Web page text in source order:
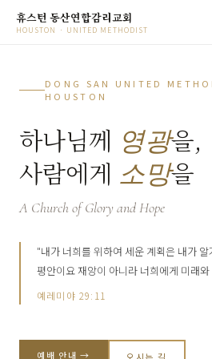
휴스턴 동산연합감리교회
HOUSTON · UNITED METHODIST
DONG SAN UNITED
HOUSTON
하나님께 영광을,
사람에게 소망을
A Church of Glory and Hope
"내가 너희를 위하여 세운 계획은 내가
평안이요 재앙이 아니라 너희에게 미래
예레미야 29:11
예배 안내 → 오시는 길
산
리